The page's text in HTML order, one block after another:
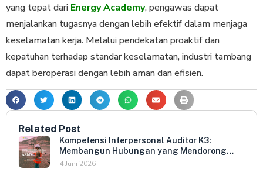
yang tepat dari Energy Academy, pengawas dapat
menjalankan tugasnya dengan lebih efektif dalam menjaga
keselamatan kerja. Melalui pendekatan proaktif dan
kepatuhan terhadap standar keselamatan, industri tambang
dapat beroperasi dengan lebih aman dan efisien.
Related Post
Kompetensi Interpersonal Auditor K3:
Membangun Hubungan yang Mendorong
Keterbukaan dan Kepatuhan Sukarela
4 Juni 2026